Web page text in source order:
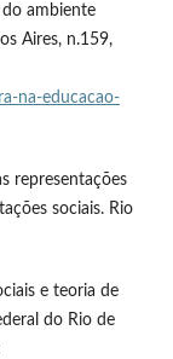
ambiente
Aires, n.159,
na-educacao-
representações
sociais. Rio
e teoria de
do Rio de